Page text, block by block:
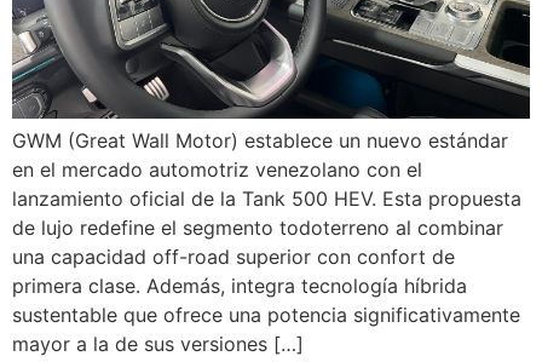
GWM (Great Wall Motor) establece un nuevo estándar
en el mercado automotriz venezolano con el
lanzamiento oficial de la Tank 500 HEV. Esta propuesta
de lujo redefine el segmento todoterreno al combinar
una capacidad off-road superior con confort de
primera clase. Además, integra tecnología híbrida
sustentable que ofrece una potencia significativamente
mayor a la de sus versiones […]